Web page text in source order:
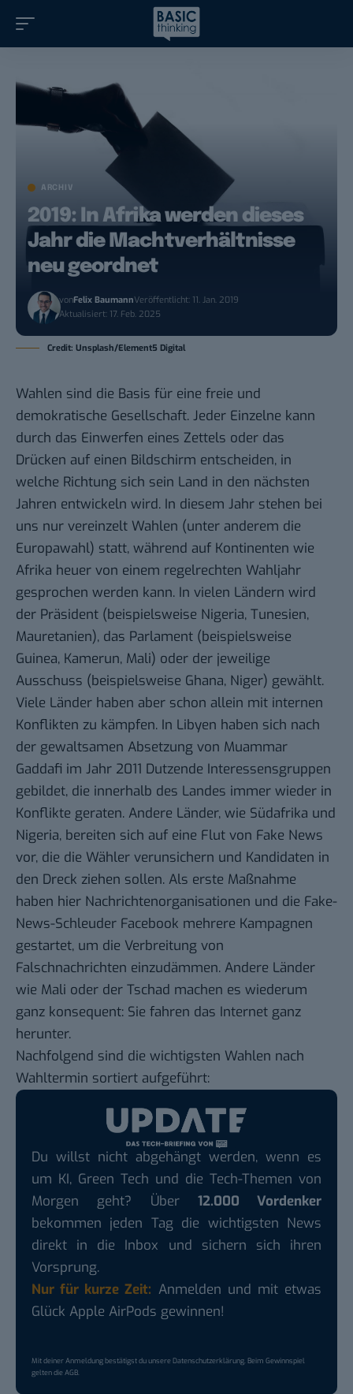
ARCHIV
2019: In Afrika werden dieses
Jahr die Machtverhältnisse
neu geordnet
vonFelix BaumannVeröffentlicht: 11. Jan. 2019
Aktualisiert: 17. Feb. 2025
Credit: Unsplash/Element5 Digital
Wahlen sind die Basis für eine freie und
demokratische Gesellschaft. Jeder Einzelne kann
durch das Einwerfen eines Zettels oder das
Drücken auf einen Bildschirm entscheiden, in
welche Richtung sich sein Land in den nächsten
Jahren entwickeln wird. In diesem Jahr stehen bei
uns nur vereinzelt Wahlen (unter anderem die
Europawahl) statt, während auf Kontinenten wie
Afrika heuer von einem regelrechten Wahljahr
gesprochen werden kann. In vielen Ländern wird
der Präsident (beispielsweise Nigeria, Tunesien,
Mauretanien), das Parlament (beispielsweise
Guinea, Kamerun, Mali) oder der jeweilige
Ausschuss (beispielsweise Ghana, Niger) gewählt.
Viele Länder haben aber schon allein mit internen
Konflikten zu kämpfen. In Libyen haben sich nach
der gewaltsamen Absetzung von Muammar
Gaddafi im Jahr 2011 Dutzende Interessensgruppen
gebildet, die innerhalb des Landes immer wieder in
Konflikte geraten. Andere Länder, wie Südafrika und
Nigeria, bereiten sich auf eine Flut von Fake News
vor, die die Wähler verunsichern und Kandidaten in
den Dreck ziehen sollen. Als erste Maßnahme
haben hier Nachrichtenorganisationen und die Fake-
News-Schleuder Facebook mehrere Kampagnen
gestartet, um die Verbreitung von
Falschnachrichten einzudämmen. Andere Länder
wie Mali oder der Tschad machen es wiederum
ganz konsequent: Sie fahren das Internet ganz
herunter.
Nachfolgend sind die wichtigsten Wahlen nach
Wahltermin sortiert aufgeführt:
Du willst nicht abgehängt werden, wenn es
um KI, Green Tech und die Tech-Themen von
Morgen geht? Über 12.000 Vordenker
bekommen jeden Tag die wichtigsten News
direkt in die Inbox und sichern sich ihren
Vorsprung.
Nur für kurze Zeit: Anmelden und mit etwas
Glück Apple AirPods gewinnen!
Mit deiner Anmeldung bestätigst du unsereDatenschutzerklärung. Beim Gewinnspiel
gelten dieAGB.